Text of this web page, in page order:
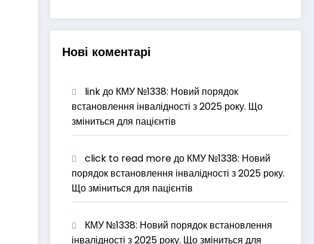
Нові коментарі
linkдо КМУ №1338: Новий порядок
встановлення інвалідності з 2025 року. Що
зміниться для пацієнтів
click to read moreдо КМУ №1338: Новий
порядок встановлення інвалідності з 2025 року.
Що зміниться для пацієнтів
КМУ №1338: Новий порядок встановлення
інвалідності з 2025 року. Що зміниться для